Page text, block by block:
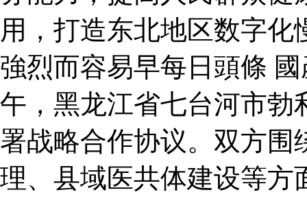
用，打造东北地区数字
強烈而容易早每日頭條
午，黑龙江省七台河市勃
署战略合作协议。双方围
理、县域医共体建设等方